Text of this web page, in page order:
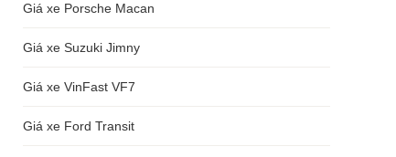
Giá xe Porsche Macan
Giá xe Suzuki Jimny
Giá xe VinFast VF7
Giá xe Ford Transit